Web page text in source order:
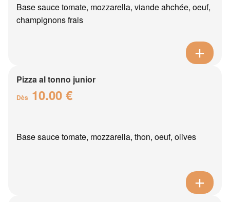
Base sauce tomate, mozzarella, viande ahchée, oeuf,
champignons frais
Pizza al tonno junior
Dès 10.00 €
Base sauce tomate, mozzarella, thon, oeuf, olives